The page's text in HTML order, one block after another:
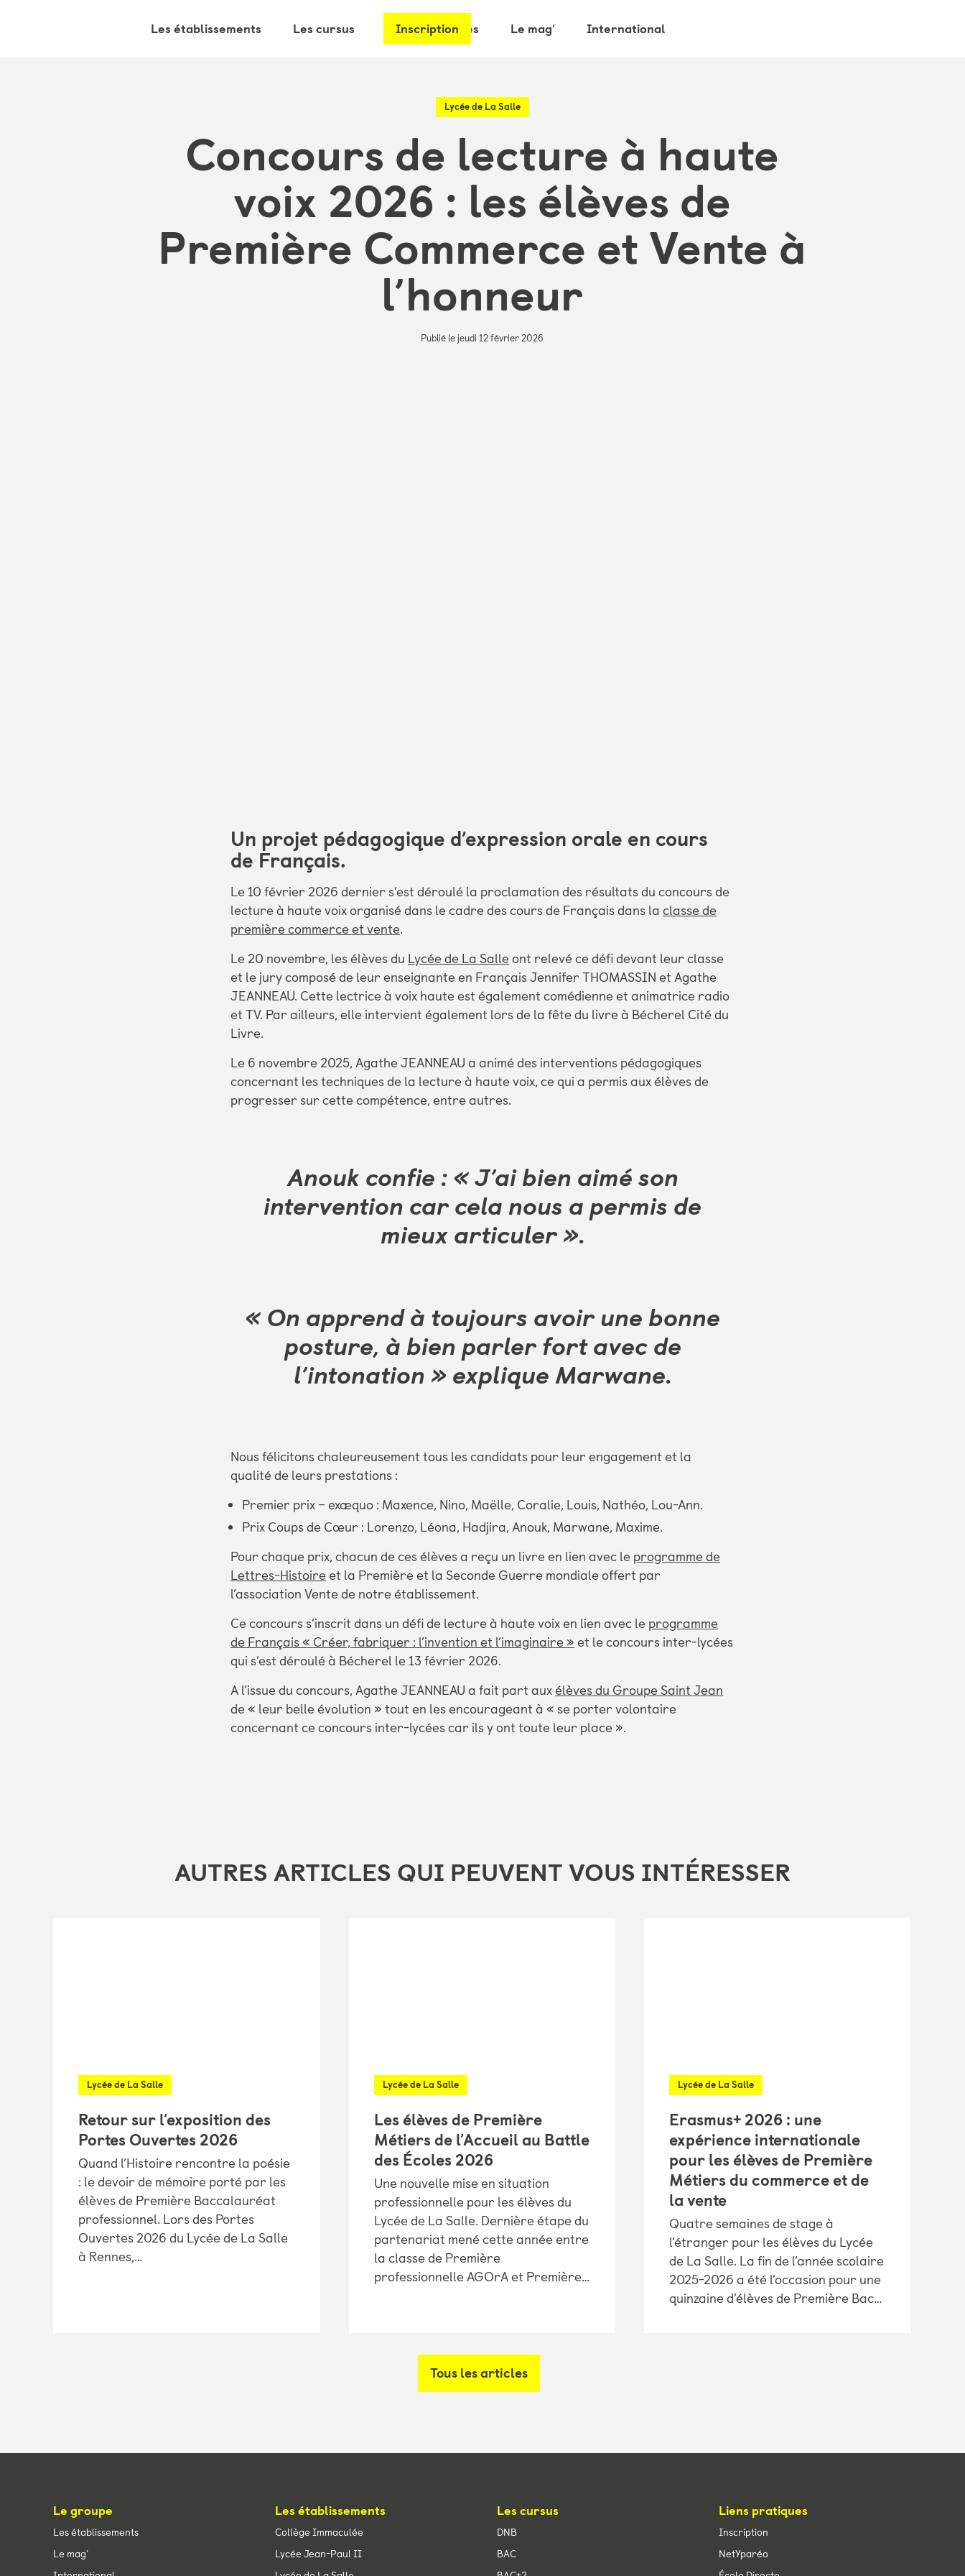
Les établissements Les cursus Les partenaires Le mag’ International
Inscription
Lycée de La Salle
Concours de lecture à haute
voix 2026 : les élèves de
Première Commerce et Vente à
l’honneur
Publié le jeudi 12 février 2026
Un projet pédagogique d’expression orale en cours
de Français.
Le 10 février 2026 dernier s’est déroulé la proclamation des résultats du concours de
lecture à haute voix organisé dans le cadre des cours de Français dans laclasse de
première commerce et vente.
Le 20 novembre, les élèves du Lycée de La Salleont relevé ce défi devant leur classe
et le jury composé de leur enseignante en Français Jennifer THOMASSIN et Agathe
JEANNEAU. Cette lectrice à voix haute est également comédienne et animatrice radio
et TV. Par ailleurs, elle intervient également lors de la fête du livre à Bécherel Cité du
Livre.
Le 6 novembre 2025, Agathe JEANNEAU a animé des interventions pédagogiques
concernant les techniques de la lecture à haute voix, ce qui a permis aux élèves de
progresser sur cette compétence, entre autres.
Anouk confie : « J’ai bien aimé son
intervention car cela nous a permis de
mieux articuler ».
« On apprend à toujours avoir une bonne
posture, à bien parler fort avec de
l’intonation » explique Marwane.
Nous félicitons chaleureusement tous les candidats pour leur engagement et la
qualité de leurs prestations :
Premier prix – exæquo : Maxence, Nino, Maëlle, Coralie, Louis, Nathéo, Lou-Ann.
Prix Coups de Cœur : Lorenzo, Léona, Hadjira, Anouk, Marwane, Maxime.
Pour chaque prix, chacun de ces élèves a reçu un livre en lien avec le programme de
Lettres-Histoireet la Première et la Seconde Guerre mondiale offert par
l’association Vente de notre établissement.
Ce concours s’inscrit dans un défi de lecture à haute voix en lien avec le programme
de Français « Créer, fabriquer : l’invention et l’imaginaire » et le concours inter-lycées
qui s’est déroulé à Bécherel le 13 février 2026.
A l’issue du concours, Agathe JEANNEAU a fait part auxélèves du Groupe Saint Jean
de « leur belle évolution » tout en les encourageant à « se porter volontaire
concernant ce concours inter-lycées car ils y ont toute leur place ».
AUTRES ARTICLES QUI PEUVENT VOUS INTÉRESSER
Lycée de La Salle
Retour sur l’exposition des
Portes Ouvertes 2026
Quand l’Histoire rencontre la poésie
: le devoir de mémoire porté par les
élèves de Première Baccalauréat
professionnel. Lors des Portes
Ouvertes 2026 du Lycée de La Salle
à Rennes,…
Lycée de La Salle
Les élèves de Première
Métiers de l’Accueil au Battle
des Écoles 2026
Une nouvelle mise en situation
professionnelle pour les élèves du
Lycée de La Salle. Dernière étape du
partenariat mené cette année entre
la classe de Première
professionnelle AGOrA et Première…
Lycée de La Salle
Erasmus+ 2026 : une
expérience internationale
pour les élèves de Première
Métiers du commerce et de
la vente
Quatre semaines de stage à
l’étranger pour les élèves du Lycée
de La Salle. La fin de l’année scolaire
2025-2026 a été l’occasion pour une
quinzaine d’élèves de Première Bac…
Tous les articles
Le groupe
Les établissements
Le mag’
Les établissements
Collège Immaculée
Lycée Jean-Paul II
Les cursus
DNB
BAC
Liens pratiques
Inscription
NetYparéo